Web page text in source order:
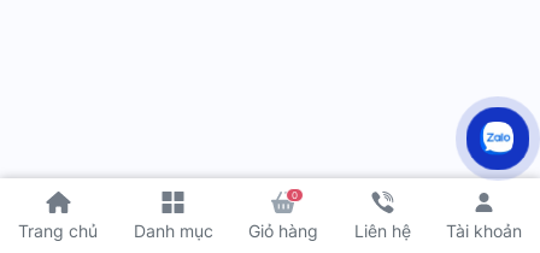
Trang chủ Danh mục
0
Giỏ hàng Liên hệ Tài khoản